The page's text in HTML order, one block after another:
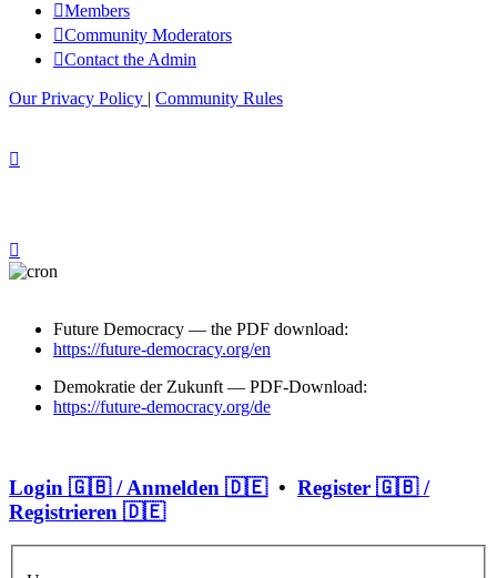
Members
Community Moderators
Contact the Admin
Our Privacy Policy | Community Rules
Future Democracy — the PDF download:
https://future-democracy.org/en
Demokratie der Zukunft — PDF-Download:
https://future-democracy.org/de
Login 🇬🇧 / Anmelden 🇩🇪• Register 🇬🇧 /
Registrieren 🇩🇪